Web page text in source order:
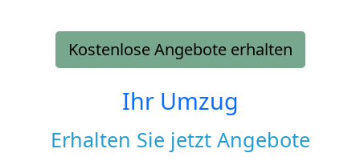
Kostenlose Angebote erhalten
Ihr Umzug
Erhalten Sie jetzt Angebote